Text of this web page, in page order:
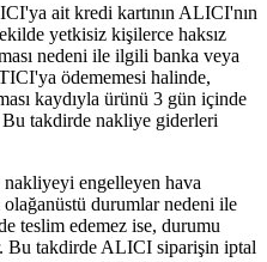
ait kredi kartının ALICI'nın
yetkisiz kişilerce haksız
nedeni ile ilgili banka veya
ödememesi halinde,
kaydıyla ürünü 3 gün içinde
takdirde nakliye giderleri
engelleyen hava
durumlar nedeni ile
teslim edemez ise, durumu
takdirde ALICI siparişin iptal